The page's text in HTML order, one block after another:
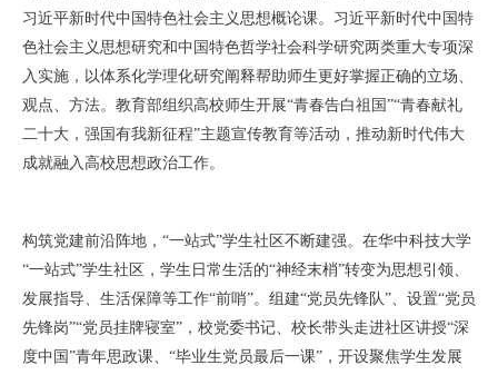
习近平新时代中国特色社会主义思想概论课。习近平新时代中国特
色社会主义思想研究和中国特色哲学社会科学研究两类重大专项深
入实施，以体系化学理化研究阐释帮助师生更好掌握正确的立场、
观点、方法。教育部组织高校师生开展“青春告白祖国”“青春献礼
二十大，强国有我新征程”主题宣传教育等活动，推动新时代伟大
成就融入高校思想政治工作。
构筑党建前沿阵地，“一站式”学生社区不断建强。在华中科技大学
“一站式”学生社区，学生日常生活的“神经末梢”转变为思想引领、
发展指导、生活保障等工作“前哨”。组建“党员先锋队”、设置“党员
先锋岗”“党员挂牌寝室”，校党委书记、校长带头走进社区讲授“深
度中国”青年思政课、“毕业生党员最后一课”，开设聚焦学生发展